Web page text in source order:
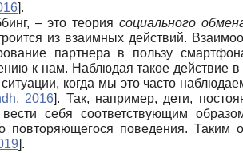
].
– это теория социального
из взаимных действий.
партнера в пользу
к нам. Наблюдая такое действие
когда мы это часто
2016]. Так, например, дети,
себя соответствующим
повторяющегося поведения.
].